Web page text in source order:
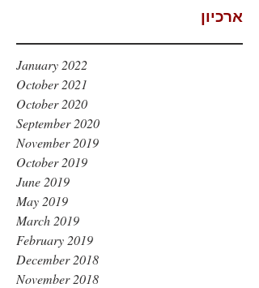
ארכיון
January 2022
October 2021
October 2020
September 2020
November 2019
October 2019
June 2019
May 2019
March 2019
February 2019
December 2018
November 2018